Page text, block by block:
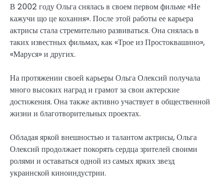
В 2002 году Ольга снялась в своем первом фильме «Не
кажучи що це кохання». После этой работы ее карьера
актрисы стала стремительно развиваться. Она снялась в
таких известных фильмах, как «Трое из Простоквашино»,
«Маруся» и других.
На протяжении своей карьеры Ольга Олексий получала
много высоких наград и грамот за свои актерские
достижения. Она также активно участвует в общественной
жизни и благотворительных проектах.
Обладая яркой внешностью и талантом актрисы, Ольга
Олексий продолжает покорять сердца зрителей своими
ролями и оставаться одной из самых ярких звезд
украинской киноиндустрии.